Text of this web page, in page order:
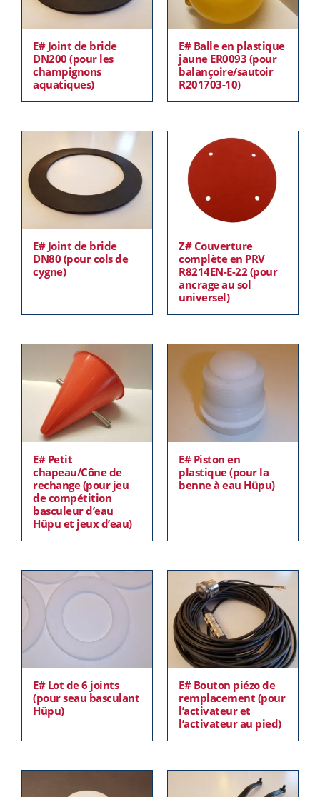
E# Joint de bride
DN200 (pour les
champignons
aquatiques)
E# Balle en plastique
jaune ER0093 (pour
balançoire/sautoir
R201703-10)
E# Joint de bride
DN80 (pour cols de
cygne)
Z# Couverture
complète en PRV
R8214EN-E-22 (pour
ancrage au sol
universel)
E# Petit
chapeau/Cône de
rechange (pour jeu
de compétition
basculeur d’eau
Hüpu et jeux d’eau)
E# Piston en
plastique (pour la
benne à eau Hüpu)
E# Lot de 6 joints
(pour seau basculant
Hüpu)
E# Bouton piézo de
remplacement (pour
l’activateur et
l’activateur au pied)